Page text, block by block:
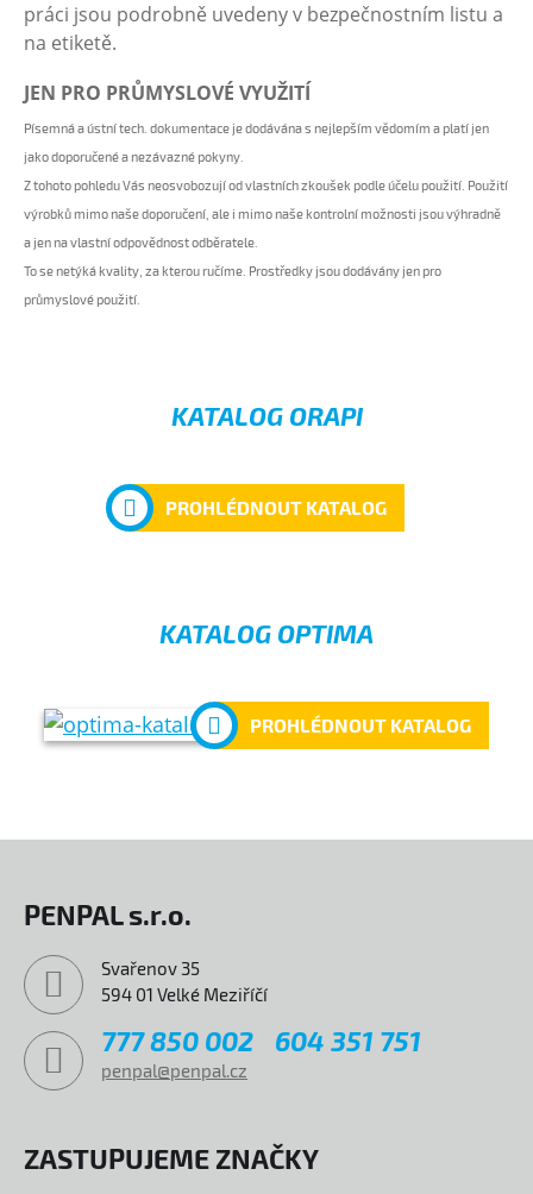
práci jsou podrobně uvedeny v bezpečnostním listu a
na etiketě.
JEN PRO PRŮMYSLOVÉ VYUŽITÍ
Písemná a ústní tech. dokumentace je dodávána s nejlepším vědomím a platí jen
jako doporučené a nezávazné pokyny.
Z tohoto pohledu Vás neosvobozují od vlastních zkoušek podle účelu použití. Použití
výrobků mimo naše doporučení, ale i mimo naše kontrolní možnosti jsou výhradně
a jen na vlastní odpovědnost odběratele.
To se netýká kvality, za kterou ručíme. Prostředky jsou dodávány jen pro
průmyslové použití.
KATALOG ORAPI
PROHLÉDNOUT KATALOG
KATALOG OPTIMA
PROHLÉDNOUT KATALOG
PENPAL s.r.o.
Svařenov 35
594 01 Velké Meziříčí
777 850 002 604 351 751
penpal@penpal.cz
ZASTUPUJEME ZNAČKY